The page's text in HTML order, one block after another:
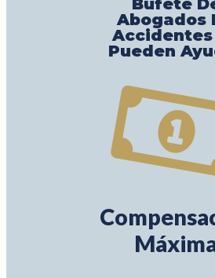
Bufete
Abogados
Accidentes
Pueden